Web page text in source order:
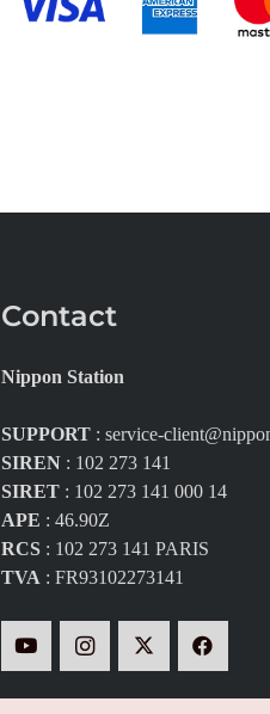
Contact
Nippon Station
SUPPORT: service-
SIREN: 102 273 141
SIRET: 102 273 141 000 14
APE : 46.90Z
RCS: 102 273 141 PARIS
TVA: FR93102273141